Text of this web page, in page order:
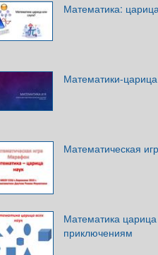
Математика:
Математики-
Математическая
Математика
приключениям